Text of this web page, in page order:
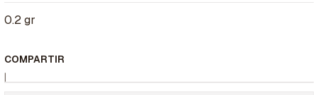
0.2 gr
COMPARTIR
|